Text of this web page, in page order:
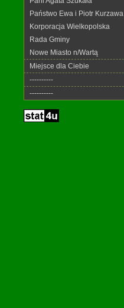
Państwo Ewa i Piotr Kurzawa
Korporacja Wielkopolska
Rada Gminy
Nowe Miasto n/Wartą
Miejsce dla Ciebie
----------
----------